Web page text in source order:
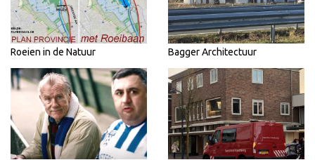
Roeien in de Natuur Bagger Architectuur